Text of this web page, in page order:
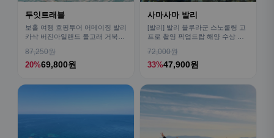
두잇트래블
보홀 여행 호핑투어 어메이징 발리
카삭 버진아일랜드 돌고래 거북이
87,250원
20%69,800원
사마사마 발리
[발리] 발리 블루라군 스노쿨링 고
프로 촬영 픽업드랍 해양 수상 액
72,000원
33%47,900원